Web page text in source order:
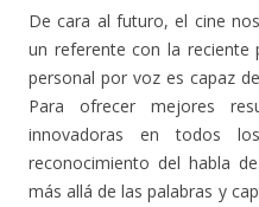
De cara al futuro, el cine
un referente con la reciente
personal por voz es capaz
Para ofrecer mejores
innovadoras en todos
reconocimiento del habla
más allá de las palabras y